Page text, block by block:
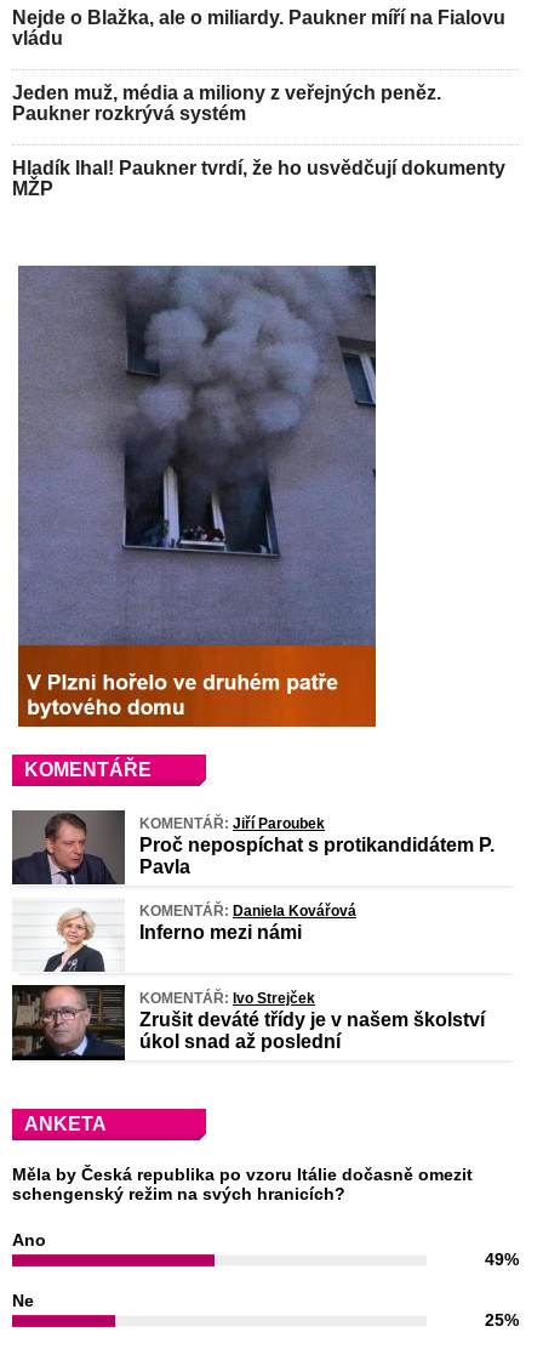
Nejde o Blažka, ale o miliardy. Paukner míří na Fialovu
vládu
Jeden muž, média a miliony z veřejných peněz.
Paukner rozkrývá systém
Hladík lhal! Paukner tvrdí, že ho usvědčují dokumenty
MŽP
KOMENTÁŘE
KOMENTÁŘ: Jiří Paroubek
Proč nepospíchat s protikandidátem P.
Pavla
KOMENTÁŘ: Daniela Kovářová
Inferno mezi námi
KOMENTÁŘ: Ivo Strejček
Zrušit deváté třídy je v našem školství
úkol snad až poslední
ANKETA
Měla by Česká republika po vzoru Itálie dočasně omezit
schengenský režim na svých hranicích?
Ano
49%
Ne
25%